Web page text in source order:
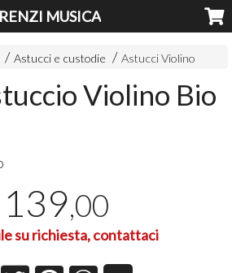
RENZI MUSICA
Astucci e custodie Astucci Violino
Violino Bio
139,00
su richiesta, contattaci